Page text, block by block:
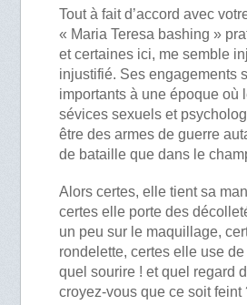
Tout à fait d’accord avec
« Maria Teresa bashing »
et certaines ici, me semble
injustifié. Ses engagements
importants à une époque où
sévices sexuels et
être des armes de guerre
de bataille que dans le
Alors certes, elle tient sa
certes elle porte des
un peu sur le maquillage,
rondelette, certes elle use
quel sourire ! et quel regard
croyez-vous que ce soit feint